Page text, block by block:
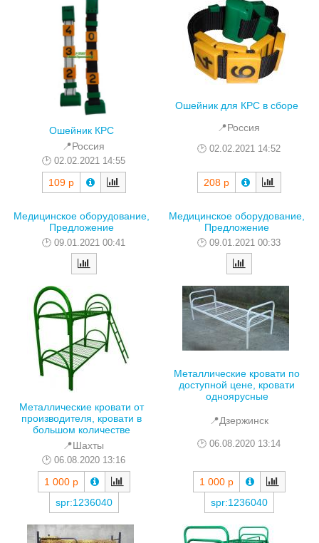
Ошейник КРС
📍Россия
02.02.2021 14:55
109 р
Ошейник для КРС в сборе
📍Россия
02.02.2021 14:52
208 р
Медицинское оборудование,
Предложение
09.01.2021 00:41
Медицинское оборудование,
Предложение
09.01.2021 00:33
Металлические кровати от
производителя, кровати в
большом количестве
📍Шахты
06.08.2020 13:16
1 000 р
spr:1236040
Металлические кровати по
доступной цене, кровати
одноярусные
📍Дзержинск
06.08.2020 13:14
1 000 р
spr:1236040